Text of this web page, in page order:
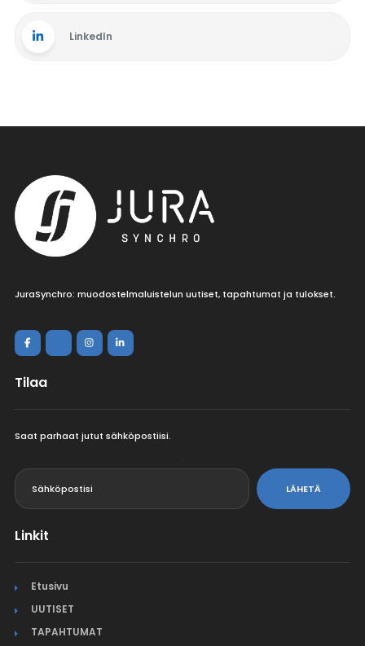
LinkedIn
JuraSynchro: muodostelmaluistelun uutiset, tapahtumat ja tulokset.
Tilaa
Saat parhaat jutut sähköpostiisi.
LÄHETÄ
Linkit
Etusivu
UUTISET
TAPAHTUMAT